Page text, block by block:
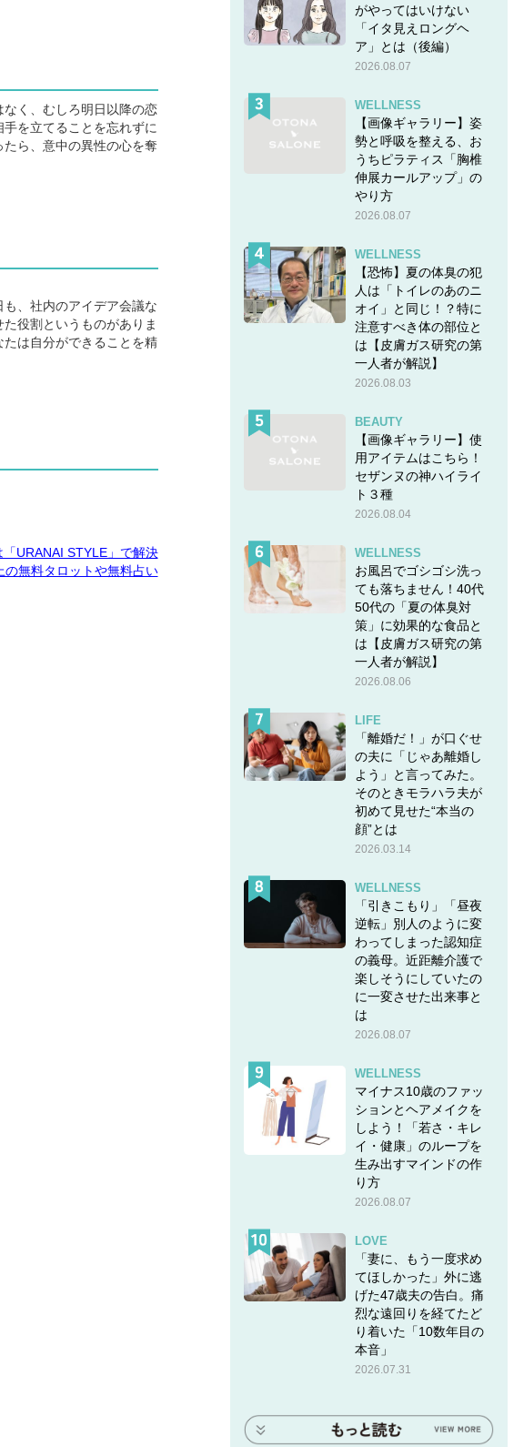
く、むしろ明日以降の恋
を立てることを忘れずに
ら、意中の異性の心を奪
、社内のアイデア会議な
役割というものがありま
は自分ができることを精
URANAI STYLE」で解決
の無料タロットや無料占い
がやってはいけない
「イタ見えロングヘ
ア」とは（後編）
2026.08.07
WELLNESS
【画像ギャラリー】姿
勢と呼吸を整える、お
うちピラティス「胸椎
伸展カールアップ」の
やり方
2026.08.07
WELLNESS
【恐怖】夏の体臭の犯
人は「トイレのあのニ
オイ」と同じ！？特に
注意すべき体の部位と
は【皮膚ガス研究の第
一人者が解説】
2026.08.03
BEAUTY
【画像ギャラリー】使
用アイテムはこちら！
セザンヌの神ハイライ
ト３種
2026.08.04
WELLNESS
お風呂でゴシゴシ洗っ
ても落ちません！40代
50代の「夏の体臭対
策」に効果的な食品と
は【皮膚ガス研究の第
一人者が解説】
2026.08.06
LIFE
「離婚だ！」が口ぐせ
の夫に「じゃあ離婚し
よう」と言ってみた。
そのときモラハラ夫が
初めて見せた“本当の
顔”とは
2026.03.14
WELLNESS
「引きこもり」「昼夜
逆転」別人のように変
わってしまった認知症
の義母。近距離介護で
楽しそうにしていたの
に一変させた出来事と
は
2026.08.07
WELLNESS
マイナス10歳のファッ
ションとヘアメイクを
しよう！「若さ・キレ
イ・健康」のループを
生み出すマインドの作
り方
2026.08.07
LOVE
「妻に、もう一度求め
てほしかった」外に逃
げた47歳夫の告白。痛
烈な遠回りを経てたど
り着いた「10数年目の
本音」
2026.07.31